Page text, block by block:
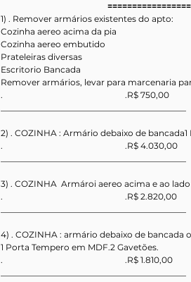
1) . Remover armários existentes do apto:
Cozinha aereo acima da pia
Cozinha aereo embutido
Prateleiras diversas
Escritorio Bancada
Remover armários, levar para marcenaria
.                                                          .R$ 750,00
2) . COZINHA : Armário debaixo de
.                                                          .R$ 4.030,00
3) . COZINHA  Armároi aereo acima e ao
.                                                          .R$ 2.820,00
4) . COZINHA : armário debaixo de bancada
1 Porta Tempero em MDF.2 Gavetões.
.                                                          .R$ 1.810,00